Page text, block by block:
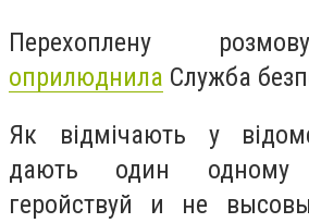
Перехоплену
оприлюднила Служба
Як відмічають у
дають один одному
геройствуй и не